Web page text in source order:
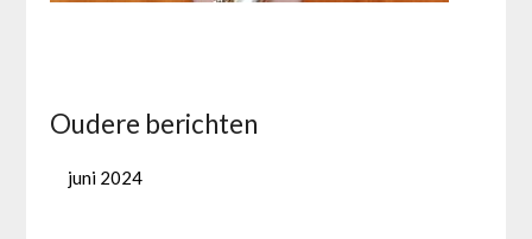
Oudere berichten
juni 2024